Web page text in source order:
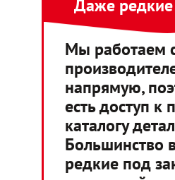
Даже редкие
Мы работаем
напрямую,
есть доступ к
каталогу
Большинство
редкие под